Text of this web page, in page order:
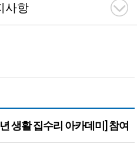
사항
생활 집수리 아카데미] 참여